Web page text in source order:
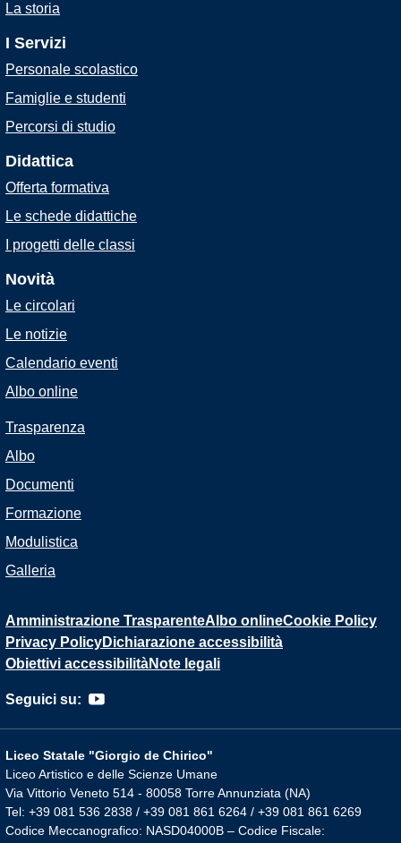
La storia
I Servizi
Personale scolastico
Famiglie e studenti
Percorsi di studio
Didattica
Offerta formativa
Le schede didattiche
I progetti delle classi
Novità
Le circolari
Le notizie
Calendario eventi
Albo online
Trasparenza
Albo
Documenti
Formazione
Modulistica
Galleria
Amministrazione TrasparenteAlbo onlineCookie Policy
Privacy PolicyDichiarazione accessibilità
Obiettivi accessibilitàNote legali
Seguici su:
Liceo Statale "Giorgio de Chirico"
Liceo Artistico e delle Scienze Umane
Via Vittorio Veneto 514 - 80058 Torre Annunziata (NA)
Tel: +39 081 536 2838 / +39 081 861 6264 / +39 081 861 6269
Codice Meccanografico: NASD04000B – Codice Fiscale: